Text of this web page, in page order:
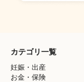
カテゴリ一覧
妊娠・出産
お金・保険